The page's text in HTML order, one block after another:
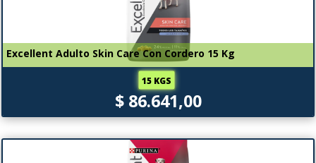
Excellent Adulto Skin Care Con Cordero 15 Kg
15 KGS
$ 86.641,00